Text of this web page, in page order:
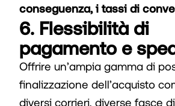
conseguenza, i tassi di
6. Flessibilità di
pagamento e
Offrire un’ampia gamma di
finalizzazione dell’acquisto
diversi corrieri, diverse fasce